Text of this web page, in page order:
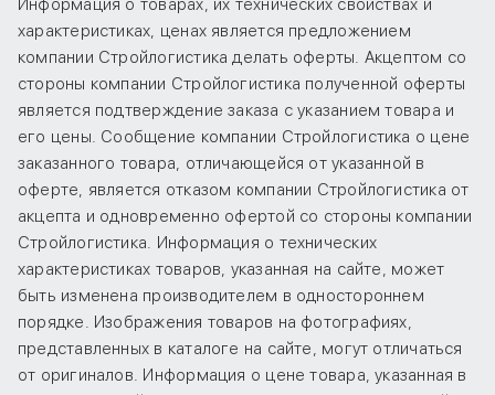
Информация о товарах, их технических свойствах и
характеристиках, ценах является предложением
компании Стройлогистика делать оферты. Акцептом со
стороны компании Стройлогистика полученной оферты
является подтверждение заказа с указанием товара и
его цены. Сообщение компании Стройлогистика о цене
заказанного товара, отличающейся от указанной в
оферте, является отказом компании Стройлогистика от
акцепта и одновременно офертой со стороны компании
Стройлогистика. Информация о технических
характеристиках товаров, указанная на сайте, может
быть изменена производителем в одностороннем
порядке. Изображения товаров на фотографиях,
представленных в каталоге на сайте, могут отличаться
от оригиналов. Информация о цене товара, указанная в